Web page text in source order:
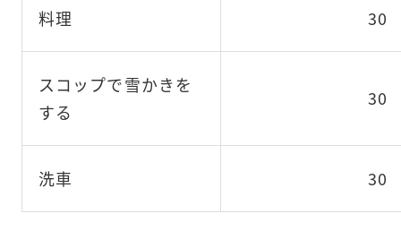
料理 30
スコップで雪かきを
する
30
洗車 30